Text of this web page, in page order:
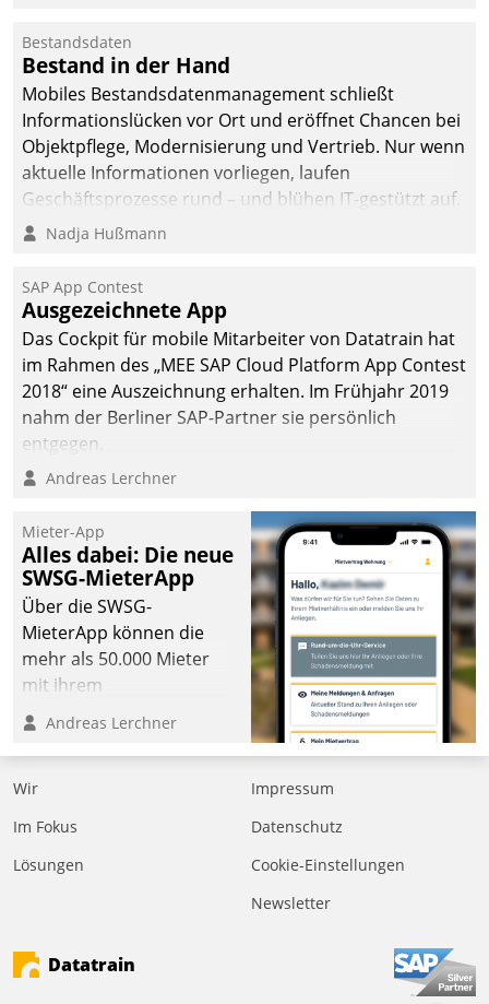
Bestandsdaten
Bestand in der Hand
Mobiles Bestandsdatenmanagement schließt
Informationslücken vor Ort und eröffnet Chancen bei
Objektpflege, Modernisierung und Vertrieb. Nur wenn
aktuelle Informationen vorliegen, laufen
Geschäftsprozesse rund – und blühen IT-gestützt auf.
Nadja Hußmann
SAP App Contest
Ausgezeichnete App
Das Cockpit für mobile Mitarbeiter von Datatrain hat
im Rahmen des „MEE SAP Cloud Platform App Contest
2018“ eine Auszeichnung erhalten. Im Frühjahr 2019
nahm der Berliner SAP-Partner sie persönlich
entgegen.
Andreas Lerchner
Mieter-App
Alles dabei: Die neue
SWSG-MieterApp
Über die SWSG-
MieterApp können die
mehr als 50.000 Mieter
mit ihrem
Wohnungsunternehmen
kommunizieren, auf dem
Laufenden bleiben, Daten
einsehen und ändern
oder
abgeben – rund um die
Andreas Lerchner
Wir
Im Fokus
Lösungen
Impressum
Datenschutz
Cookie-Einstellungen
Newsletter
Datatrain